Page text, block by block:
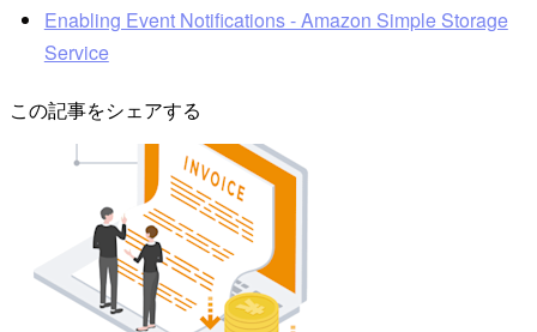
Enabling Event Notifications - Amazon Simple Storage
Service
この記事をシェアする